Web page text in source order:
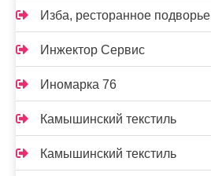
Изба, ресторанное подворье
Инжектор Сервис
Иномарка 76
Камышинский текстиль
Камышинский текстиль